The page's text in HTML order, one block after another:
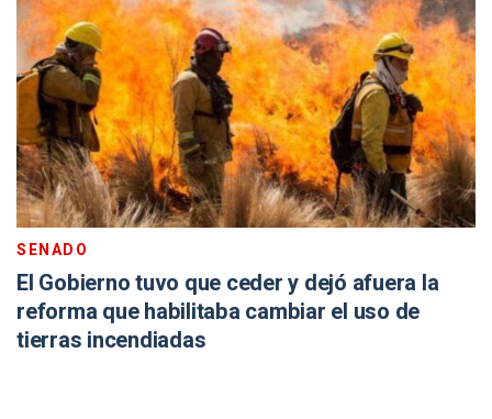
SENADO
El Gobierno tuvo que ceder y dejó afuera la
reforma que habilitaba cambiar el uso de
tierras incendiadas